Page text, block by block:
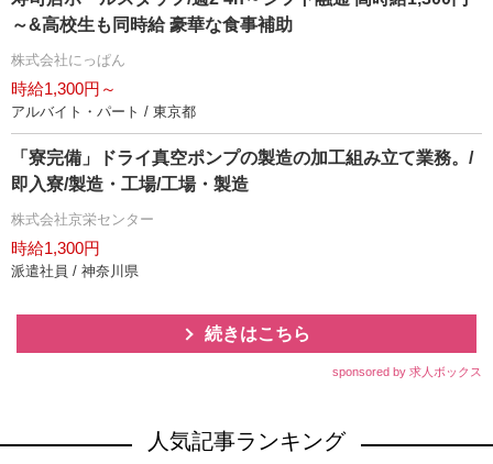
～&高校生も同時給 豪華な食事補助
株式会社にっぱん
時給1,300円～
アルバイト・パート / 東京都
「寮完備」ドライ真空ポンプの製造の加工組み立て業務。/
即入寮/製造・工場/工場・製造
株式会社京栄センター
時給1,300円
派遣社員 / 神奈川県
続きはこちら
sponsored by 求人ボックス
人気記事ランキング